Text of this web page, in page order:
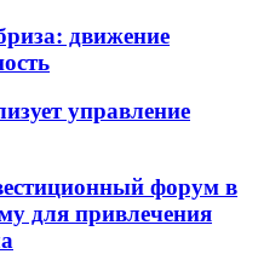
движение
управление
форум в
для привлечения